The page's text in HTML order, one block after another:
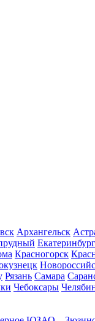
Архангельск
Екатеринбург
Красногорск
Рязань Самара
Чебоксары